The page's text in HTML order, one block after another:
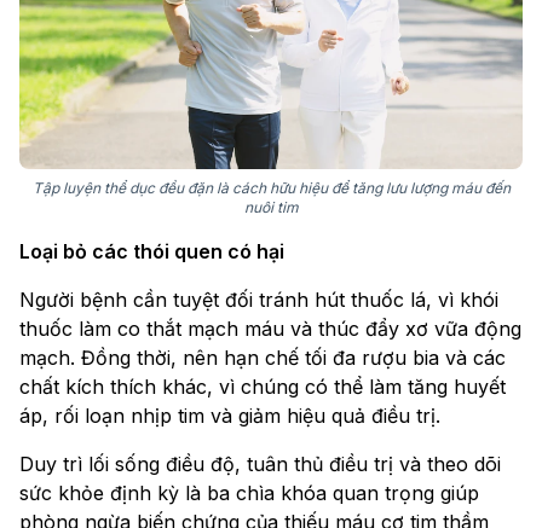
Tập luyện thể dục đều đặn là cách hữu hiệu để tăng lưu lượng máu đến
nuôi tim
Loại bỏ các thói quen có hại
Người bệnh cần tuyệt đối tránh hút thuốc lá, vì khói
thuốc làm co thắt mạch máu và thúc đẩy xơ vữa động
mạch. Đồng thời, nên hạn chế tối đa rượu bia và các
chất kích thích khác, vì chúng có thể làm tăng huyết
áp, rối loạn nhịp tim và giảm hiệu quả điều trị.
Duy trì lối sống điều độ, tuân thủ điều trị và theo dõi
sức khỏe định kỳ là ba chìa khóa quan trọng giúp
phòng ngừa biến chứng của thiếu máu cơ tim thầm